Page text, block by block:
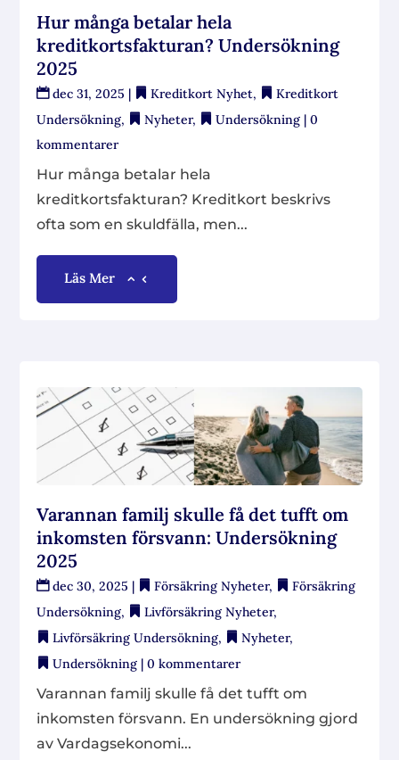
Hur många betalar hela
kreditkortsfakturan? Undersökning
2025
dec 31, 2025 | Kreditkort Nyhet,
Kreditkort
Undersökning, Nyheter, Undersökning | 0
kommentarer
Hur många betalar hela
kreditkortsfakturan? Kreditkort beskrivs
ofta som en skuldfälla, men...
Läs Mer
Varannan familj skulle få det tufft om
inkomsten försvann: Undersökning
2025
dec 30, 2025 | Försäkring Nyheter,
Försäkring
Undersökning, Livförsäkring Nyheter,
Livförsäkring Undersökning, Nyheter,
Undersökning | 0 kommentarer
Varannan familj skulle få det tufft om
inkomsten försvann. En undersökning gjord
av Vardagsekonomi...